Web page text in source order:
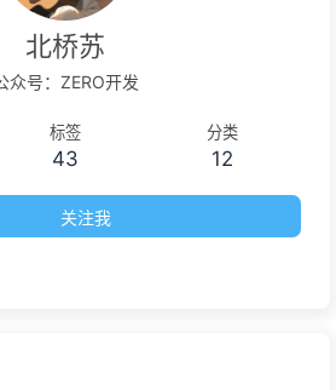
北桥苏
众号：ZERO开发
标签
43
分类
12
关注我